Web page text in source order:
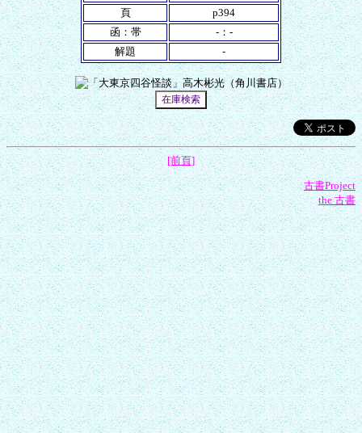
頁
p394
函：帯
-：-
解題
-
[前頁]
古書Project
the 古書